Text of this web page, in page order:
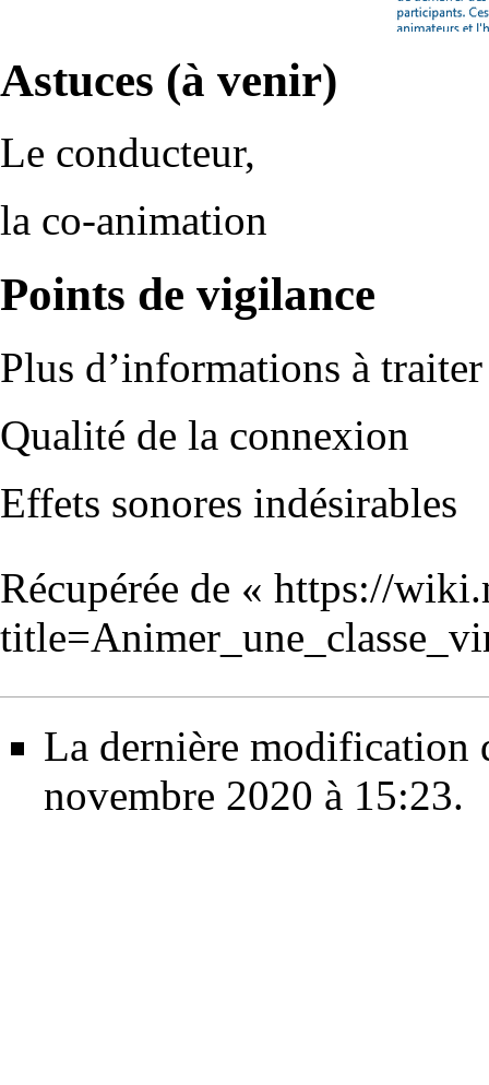
Astuces (à venir)
Le conducteur,
la co-animation
Points de vigilance
Plus d’informations à
Qualité de la connexion
Effets sonores indésirables
Récupérée de « https://
La dernière modification
novembre 2020 à 15:23.